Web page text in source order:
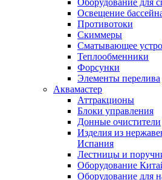
Оборудование для
Освещение
Противотоки
Скиммеры
Сматывающее
Теплообменники
Форсунки
Элементы перелива
Аквамастер
Аттракционы
Блоки управления
Донные очистители
Изделия из
Испания
Лестницы и
Оборудование
Оборудование для